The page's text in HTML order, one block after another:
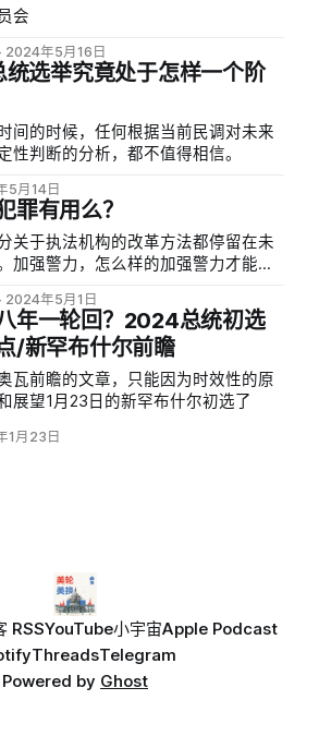
会
2024年5月16日
选举究竟处于怎样一个阶
间的时候，任何根据当前民调对未来
性判断的分析，都不值得相信。
5月14日
罪有用么？
关于执法机构的改革方法都停留在未
加强警力，怎么样的加强警力才能最
2024年5月1日
年一轮回？2024总统初选
/新罕布什尔前瞻
瓦前瞻的文章，只能因为时效性的原
展望1月23日的新罕布什尔初选了
1月23日
RSSYouTube小宇宙Apple Podcast
ThreadsTelegram
Powered by Ghost